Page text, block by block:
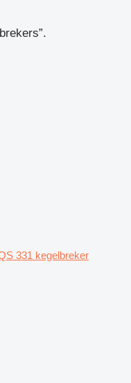
331 kegelbreker